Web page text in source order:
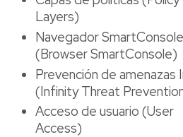
Layers)
Navegador SmartConsole
(Browser SmartConsole)
Prevención de amenazas
(Infinity Threat
Acceso de usuario (User
Access)